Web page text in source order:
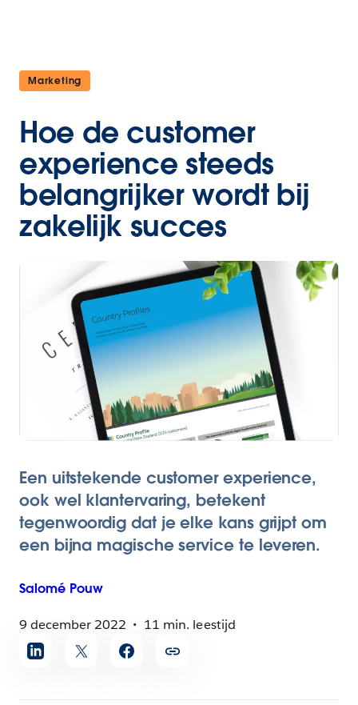
Marketing
Hoe de customer
experience steeds
belangrijker wordt bij
zakelijk succes
Een uitstekende customer experience,
ook wel klantervaring, betekent
tegenwoordig dat je elke kans grijpt om
een bijna magische service te leveren.
Salomé Pouw
9 december 2022
11 min. leestijd
Artikel
delen